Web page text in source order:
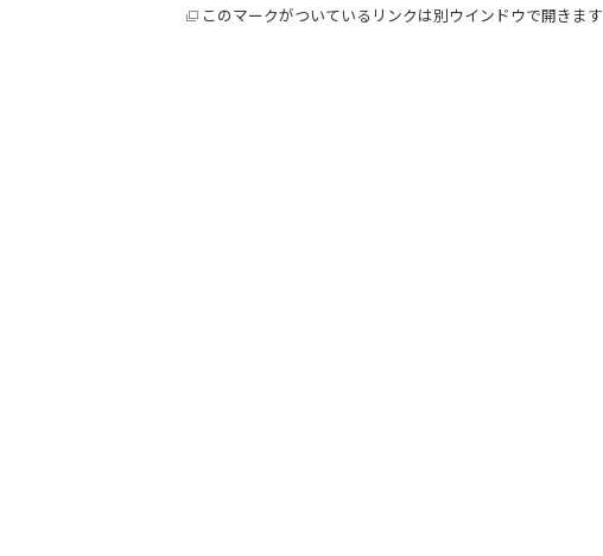
このマークがついているリンクは別ウインドウで開きます